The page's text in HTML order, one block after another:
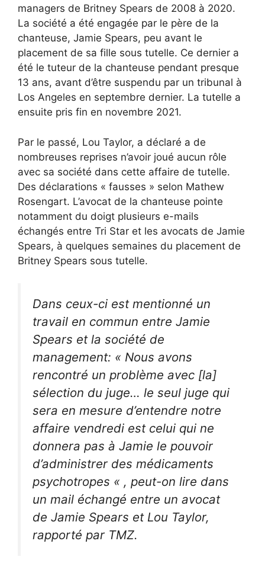
managers de Britney Spears de 2008 à 2020.
La société a été engagée par le père de la
chanteuse, Jamie Spears, peu avant le
placement de sa fille sous tutelle. Ce dernier a
été le tuteur de la chanteuse pendant presque
13 ans, avant d’être suspendu par un tribunal à
Los Angeles en septembre dernier. La tutelle a
ensuite pris fin en novembre 2021.
Par le passé, Lou Taylor, a déclaré a de
nombreuses reprises n’avoir joué aucun rôle
avec sa société dans cette affaire de tutelle.
Des déclarations « fausses » selon Mathew
Rosengart. L’avocat de la chanteuse pointe
notamment du doigt plusieurs e-mails
échangés entre Tri Star et les avocats de Jamie
Spears, à quelques semaines du placement de
Britney Spears sous tutelle.
Dans ceux-ci est mentionné un
travail en commun entre Jamie
Spears et la société de
management: « Nous avons
rencontré un problème avec [la]
sélection du juge… le seul juge qui
sera en mesure d’entendre notre
affaire vendredi est celui qui ne
donnera pas à Jamie le pouvoir
d’administrer des médicaments
psychotropes « , peut-on lire dans
un mail échangé entre un avocat
de Jamie Spears et Lou Taylor,
rapporté par TMZ.